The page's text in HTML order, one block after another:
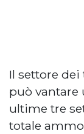
Il settore dei
può vantare
ultime tre
totale